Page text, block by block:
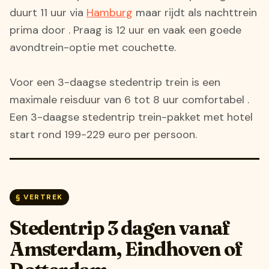
duurt 11 uur via Hamburg maar rijdt als nachttrein
prima door . Praag is 12 uur en vaak een goede
avondtrein-optie met couchette.
Voor een 3-daagse stedentrip trein is een
maximale reisduur van 6 tot 8 uur comfortabel .
Een 3-daagse stedentrip trein-pakket met hotel
start rond 199-229 euro per persoon.
§ VERTREK
Stedentrip 3 dagen vanaf
Amsterdam, Eindhoven of